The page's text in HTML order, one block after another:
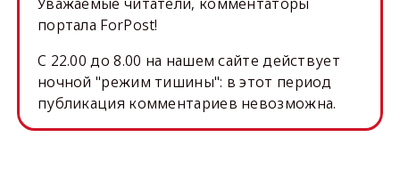
портала ForPost!
C 22.00 до 8.00 на нашем сайте действует
ночной "режим тишины": в этот период
публикация комментариев невозможна.